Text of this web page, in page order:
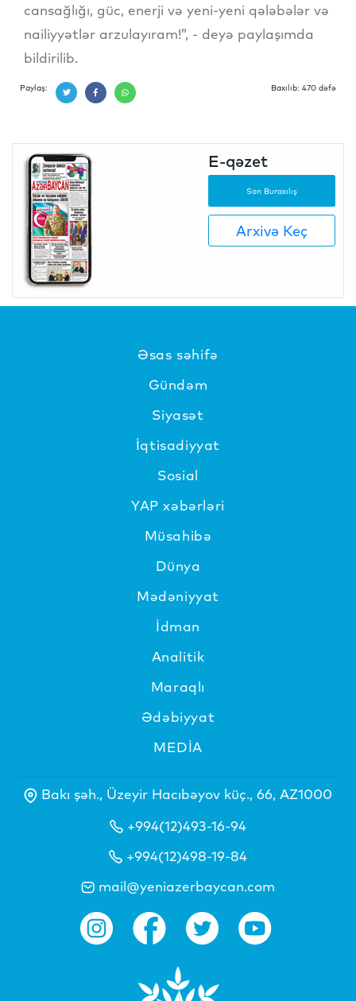
cansağlığı, güc, enerji və yeni-yeni qələbələr və
nailiyyətlər arzulayıram!”, - deyə paylaşımda
bildirilib.
Paylaş: Baxılıb: 470 dəfə
E-qəzet
Son Buraxılış
Arxivə Keç
Əsas səhifə
Gündəm
Siyasət
İqtisadiyyat
Sosial
YAP xəbərləri
Müsahibə
Dünya
Mədəniyyat
İdman
Analitik
Maraqlı
Ədəbiyyat
MEDİA
Bakı şəh., Üzeyir Hacıbəyov küç., 66, AZ1000
+994(12)493-16-94
+994(12)498-19-84
mail@yeniazerbaycan.com